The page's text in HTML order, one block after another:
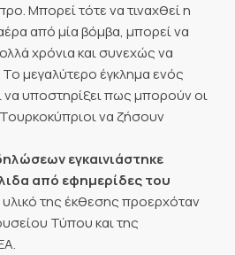
Μπορεί τότε να τιναχθεί η
από μία βόμβα, μπορεί να
χρόνια και συνεχώς να
μεγαλύτερο έγκλημα ενός
να υποστηρίξει πως μπορούν οι
να ζήσουν
εγκαινιάστηκε
από εφημερίδες του
της έκθεσης προερχόταν
Τύπου και της